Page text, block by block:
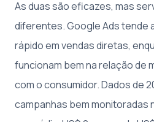
As duas são eficazes, mas
diferentes. Google Ads tende
rápido em vendas diretas,
funcionam bem na relação de
com o consumidor. Dados de
campanhas bem monitoradas